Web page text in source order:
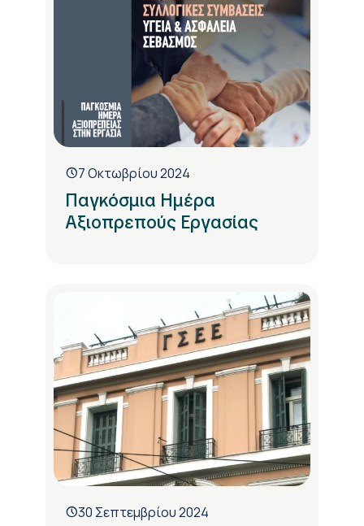
7 Οκτωβρίου 2024
Παγκόσμια Ημέρα
Αξιοπρεπούς Εργασίας
30 Σεπτεμβρίου 2024